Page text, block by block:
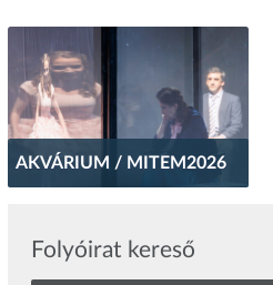
AKVÁRIUM / MITEM2026
Folyóirat kereső